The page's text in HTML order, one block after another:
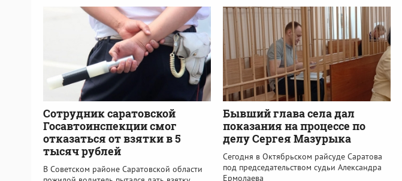
Сотрудник саратовской
Госавтоинспекции смог
отказаться от взятки в 5
тысяч рублей
В Советском районе Саратовской области
Бывший глава села дал
показания на процессе по
делу Сергея Мазурыка
Сегодня в Октябрьском райсуде Саратова
под председательством судьи Александра
Ермолаева